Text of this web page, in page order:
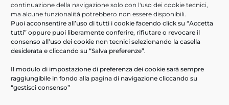
continuazione della navigazione solo con l'uso dei cookie tecnici,
ma alcune funzionalità potrebbero non essere disponibili.
Puoi acconsentire all’uso di tutti i cookie facendo click su “Accetta
tutti” oppure puoi liberamente conferire, rifiutare o revocare il
consenso all’uso dei cookie non tecnici selezionando la casella
desiderata e cliccando su “Salva preferenze”.
Il modulo di impostazione di preferenza dei cookie sarà sempre
raggiungibile in fondo alla pagina di navigazione cliccando su
“gestisci consenso”
Febbraio 2020
Gennaio 2020
ULTIMI ARTICOLI
Help Desk Informatici
PA Digitale in cloud- webinar 16/09/2026